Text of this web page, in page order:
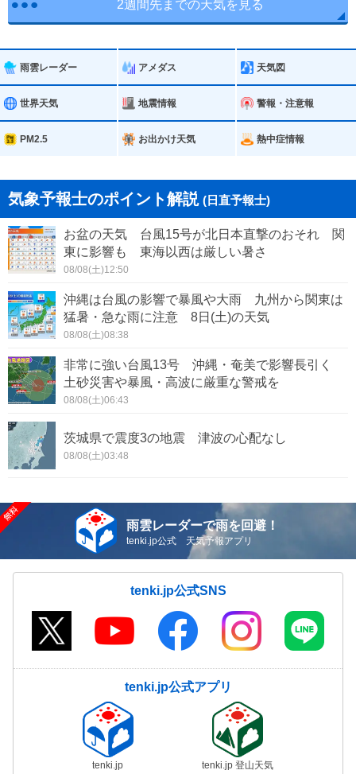
2週間先までの天気を見る
雨雲レーダー アメダス 天気図
世界天気 地震情報 警報・注意報
PM2.5 お出かけ天気 熱中症情報
気象予報士のポイント解説 (日直予報士)
お盆の天気 台風15号が北日本直撃のおそれ 関
東に影響も 東海以西は厳しい暑さ
08/08(土)12:50
沖縄は台風の影響で暴風や大雨 九州から関東は
猛暑・急な雨に注意 8日(土)の天気
08/08(土)08:38
非常に強い台風13号 沖縄・奄美で影響長引く
土砂災害や暴風・高波に厳重な警戒を
08/08(土)06:43
茨城県で震度3の地震 津波の心配なし
08/08(土)03:48
雨雲レーダーで雨を回避！
tenki.jp公式 天気予報アプリ
tenki.jp公式SNS
tenki.jp公式アプリ
tenki.jp tenki.jp 登山天気